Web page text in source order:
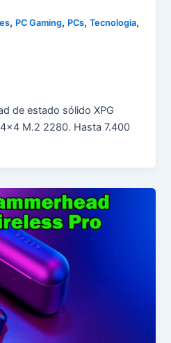
, PC Gaming, PCs,Tecnologia,
de estado sólido XPG
M.2 2280. Hasta 7.400